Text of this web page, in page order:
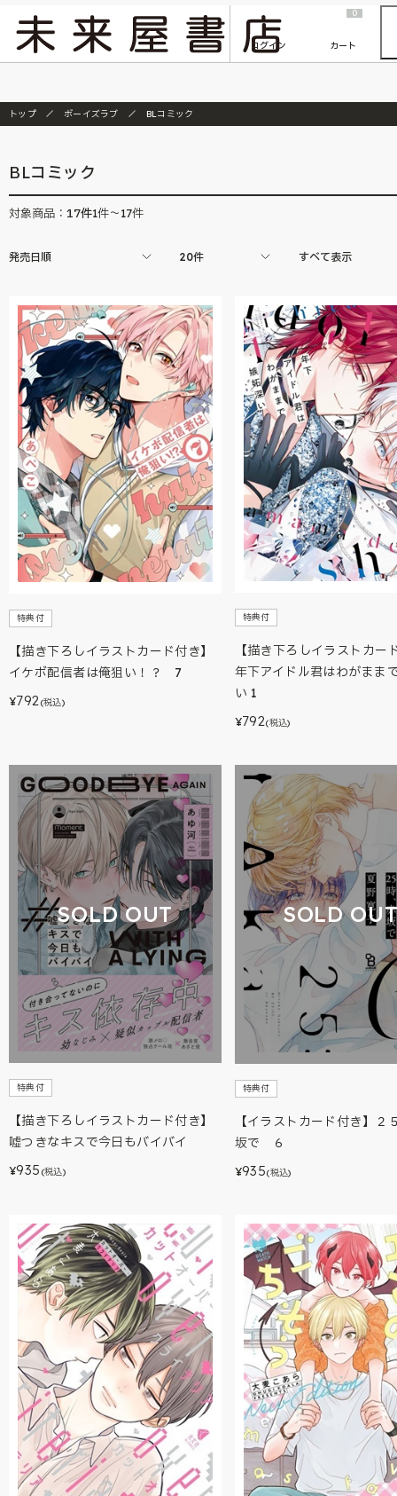
『ONE PIECE magazine 021 ONE PIECEカード付き同梱版』発売延期のご案内
ログイン
0
カート
トップ ボーイズラブ BLコミック
BLコミック
対象商品： 17件1件～17件
発売日順 20件 すべて表示
特典付
【描き下ろしイラストカード付き】
イケボ配信者は俺狙い！？ 7
¥792(税込)
特典付
【描き下ろしイラストカー
年下アイドル君はわがまま
い 1
¥792(税込)
SOLD OUT
特典付
【描き下ろしイラストカード付き】
嘘つきなキスで今日もバイバイ
¥935 (税込)
SOLD
特典付
【イラストカード付き】２
坂で ６
¥935(税込)